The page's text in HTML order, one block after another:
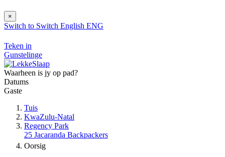
×
Switch to Switch English ENG
Teken in
Gunstelinge
Waarheen is jy op pad?
Datums
Gaste
Tuis
KwaZulu-Natal
Regency Park
25 Jacaranda Backpackers
Oorsig